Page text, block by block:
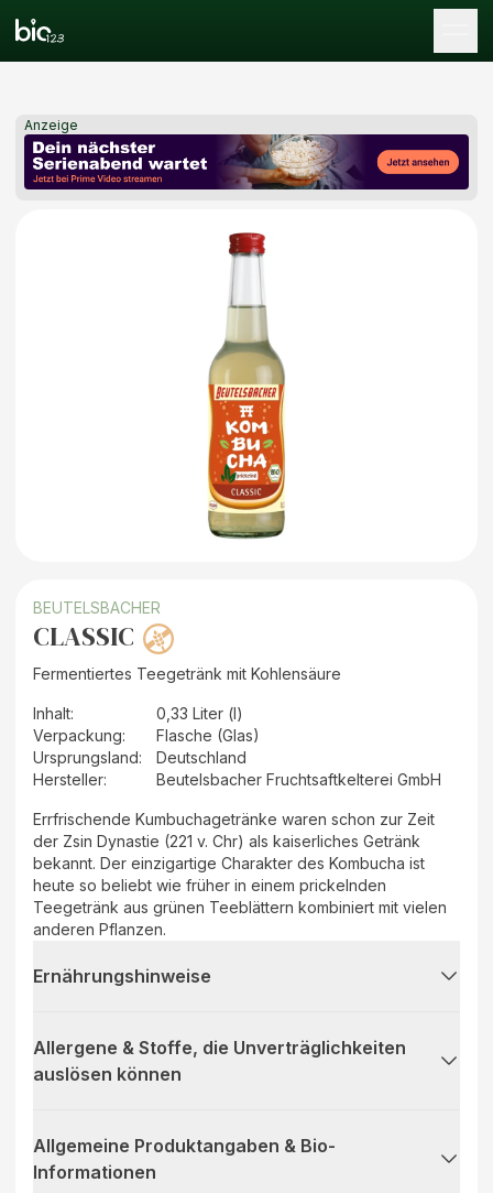
Anzeige
BEUTELSBACHER
CLASSIC
Fermentiertes Teegetränk mit Kohlensäure
Inhalt:
0,33 Liter (l)
Verpackung:
Flasche (Glas)
Ursprungsland:
Deutschland
Hersteller: Beutelsbacher Fruchtsaftkelterei GmbH
Errfrischende Kumbuchagetränke waren schon zur Zeit
der Zsin Dynastie (221 v. Chr) als kaiserliches Getränk
bekannt. Der einzigartige Charakter des Kombucha ist
heute so beliebt wie früher in einem prickelnden
Teegetränk aus grünen Teeblättern kombiniert mit vielen
anderen Pflanzen.
Ernährungshinweise
Allergene & Stoffe, die Unverträglichkeiten
auslösen können
Allgemeine Produktangaben & Bio-
Informationen